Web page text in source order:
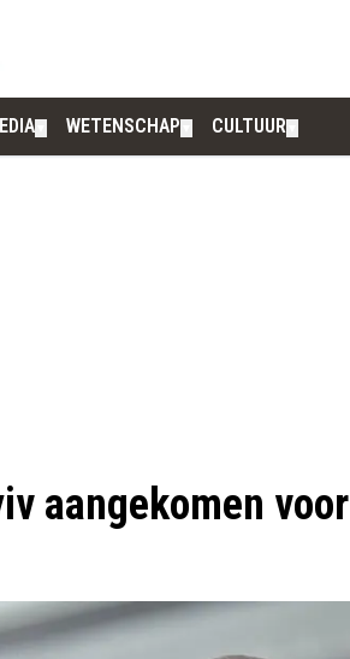
WETENSCHAP CULTUUR
aangekomen voor